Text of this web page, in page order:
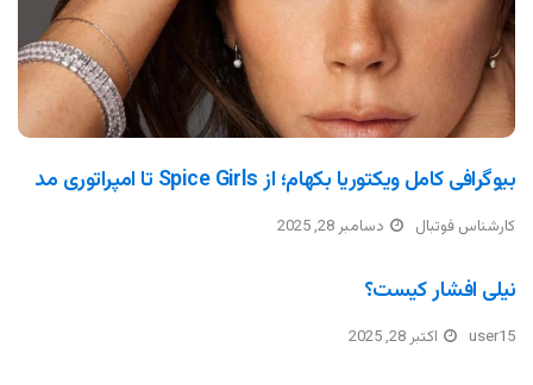
بیوگرافی کامل ویکتوریا بکهام؛ از Spice Girls تا امپراتوری مد
کارشناس فوتبال دسامبر 28, 2025
نیلی افشار کیست؟
user15 اکتبر 28, 2025